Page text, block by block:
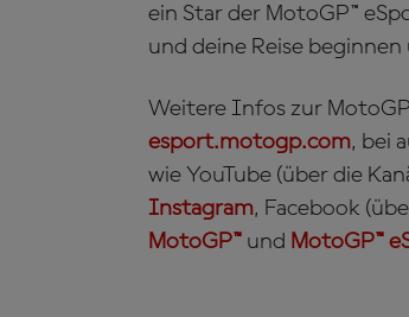
ein Star der MotoGP™
und deine Reise beginnen
Weitere Infos zur
esport.motogp.com, bei
wie YouTube (über die
Instagram, Facebook
MotoGP™ und MotoGP™